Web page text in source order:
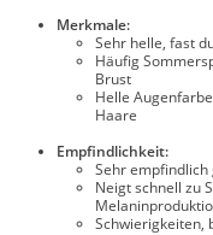
Merkmale:
Sehr helle, fast
Häufig
Brust
Helle
Haare
Empfindlichkeit:
Sehr empfindlich
Neigt schnell zu
Schwierigkeiten,